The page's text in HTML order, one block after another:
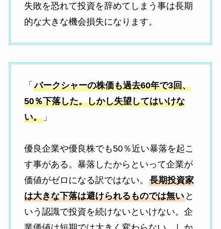
失敗を恐れて投資を辞めてしまう事は長期
的な大きな機会損失になります。
「 バークシャーの株価も過去60年で3回、
50％下落した。しかし失望してはいけな
い。」
優良企業や優良株でも50％近い暴落を起こ
す事がある。暴落したからといって企業が
価値がゼロになる訳ではない。 長期投資家
は大きな下落は避けられるものでは無いと
いう認識で投資を続けないといけない。企